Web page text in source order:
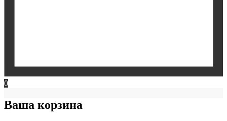
0
Ваша корзина